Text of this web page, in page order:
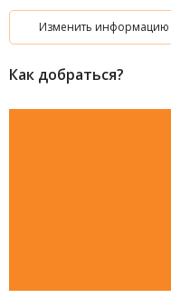
Изменить информацию
Как добраться?